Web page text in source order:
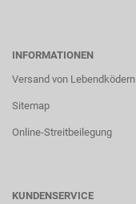
INFORMATIONEN
Versand von Lebendködern
Sitemap
Online-Streitbeilegung
KUNDENSERVICE